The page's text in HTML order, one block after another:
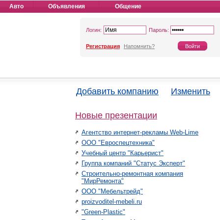
Авто Объявления Общение
Логин: Пароль:
Регистрация Напомнить?
Добавить компанию Изменить
Новые презентации
Агентство интернет-рекламы Web-Lime
ООО "Евроспецтехника"
Учебный центр "Карьерист"
Группа компаний "Статус Эксперт"
Строительно-ремонтная компания
"МирРемонта"
ООО "Мебельтрейд"
proizvoditel-mebeli.ru
"Green-Plastic"